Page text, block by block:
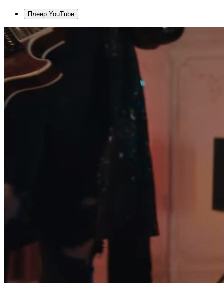
Плеер YouTube